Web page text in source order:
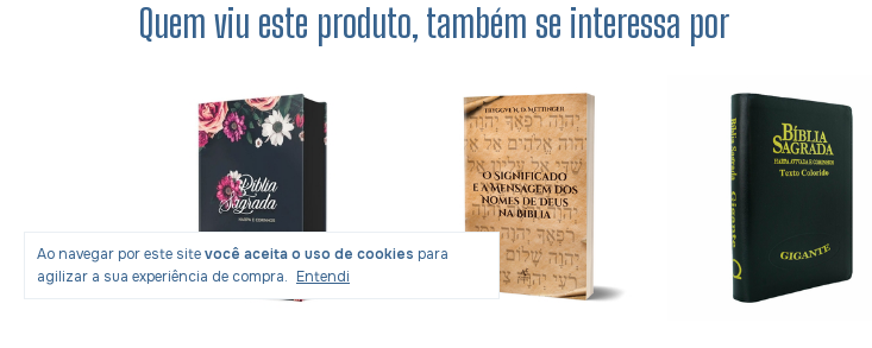
Ao navegar por este sitevocê aceita o uso de cookies para
agilizar a sua experiência de compra. Entendi
Quem viu este produto, também se interessa por